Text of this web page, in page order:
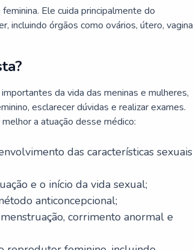
Ele cuida principalmente do
incluindo órgãos como ovários, útero, vagina
da vida das meninas e mulheres,
esclarecer dúvidas e realizar exames.
a atuação desse médico:
das características sexuais
e o início da vida sexual;
anticoncepcional;
corrimento anormal e